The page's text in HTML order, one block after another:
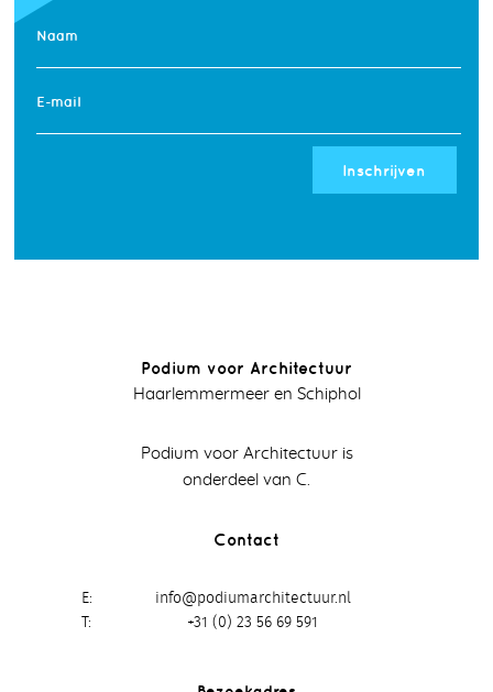
Naam
E-mail
Inschrijven
Podium voor Architectuur
Haarlemmermeer en Schiphol
Podium voor Architectuur is
onderdeel van C.
Contact
E
info@podiumarchitectuur.nl
T
+31 (0) 23 56 69 591